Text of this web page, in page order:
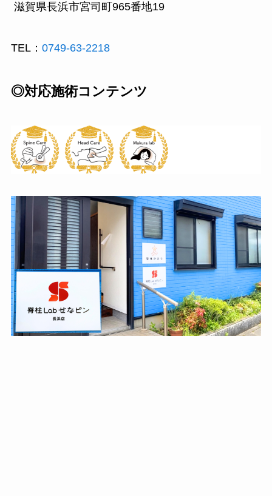
滋賀県長浜市宮司町965番地19
TEL： 0749-63-2218
◎対応施術コンテンツ